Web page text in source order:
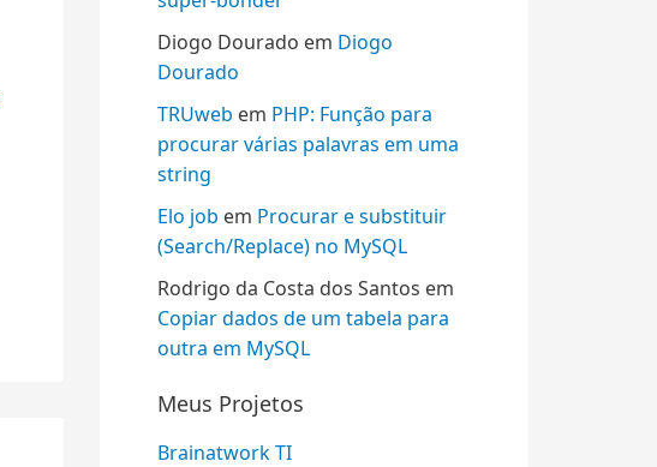
Diogo Dourado em Diogo
Dourado
TRUweb em PHP: Função para
procurar várias palavras em uma
string
Elo job em Procurar e substituir
(Search/Replace) no MySQL
Rodrigo da Costa dos Santos em
Copiar dados de um tabela para
outra em MySQL
Meus Projetos
Brainatwork TI